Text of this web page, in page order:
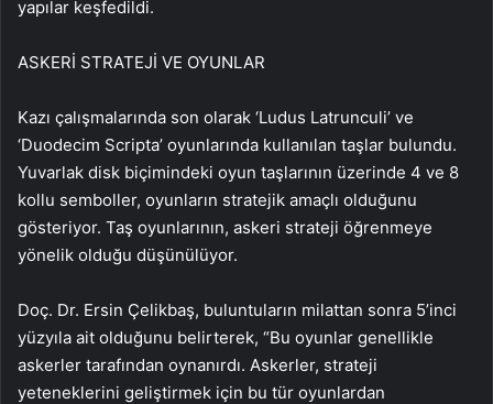
yapılar keşfedildi.
ASKERİ STRATEJİ VE OYUNLAR
Kazı çalışmalarında son olarak ‘Ludus Latrunculi’ ve
‘Duodecim Scripta’ oyunlarında kullanılan taşlar bulundu.
Yuvarlak disk biçimindeki oyun taşlarının üzerinde 4 ve 8
kollu semboller, oyunların stratejik amaçlı olduğunu
gösteriyor. Taş oyunlarının, askeri strateji öğrenmeye
yönelik olduğu düşünülüyor.
Doç. Dr. Ersin Çelikbaş, buluntuların milattan sonra 5’inci
yüzyıla ait olduğunu belirterek, “Bu oyunlar genellikle
askerler tarafından oynanırdı. Askerler, strateji
yeteneklerini geliştirmek için bu tür oyunlardan